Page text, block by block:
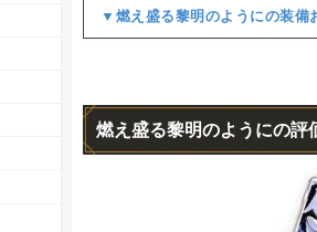
▼燃え盛る黎明のようにの装備
燃え盛る黎明のようにの評